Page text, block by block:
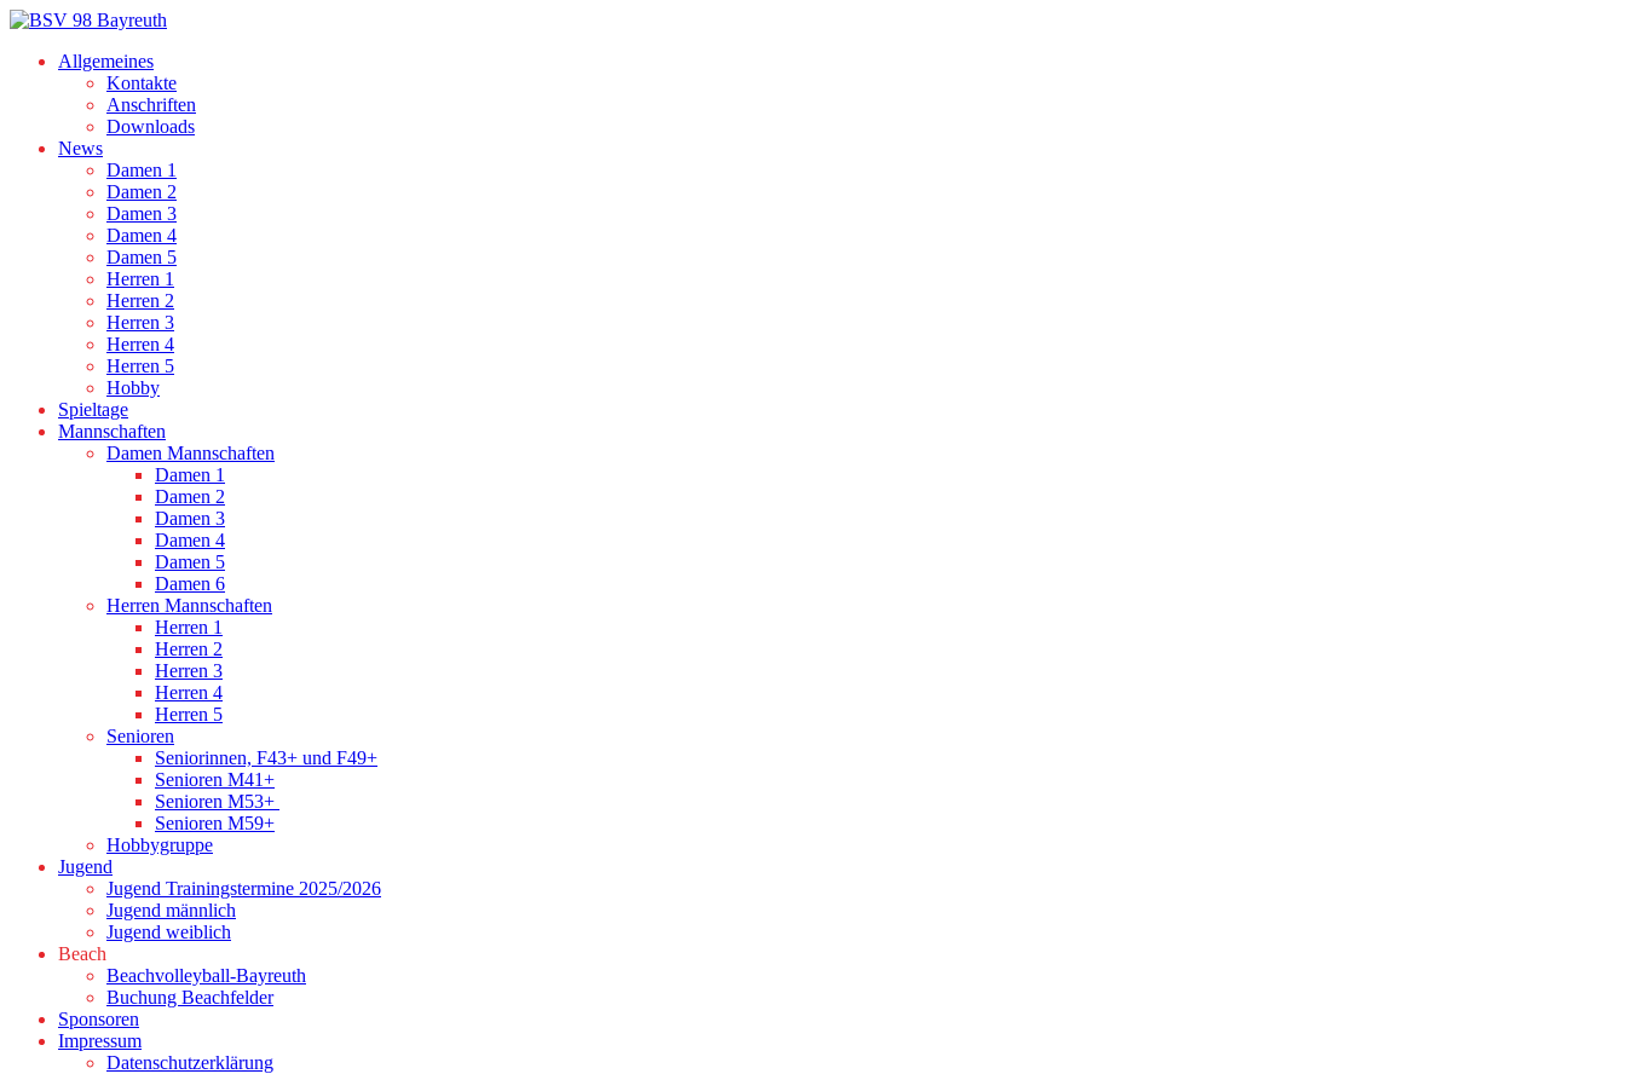
Allgemeines
Kontakte
Anschriften
Downloads
News
Damen 1
Damen 2
Damen 3
Damen 4
Damen 5
Herren 1
Herren 2
Herren 3
Herren 4
Herren 5
Hobby
Spieltage
Mannschaften
Damen Mannschaften
Damen 1
Damen 2
Damen 3
Damen 4
Damen 5
Damen 6
Herren Mannschaften
Herren 1
Herren 2
Herren 3
Herren 4
Herren 5
Senioren
Seniorinnen, F43+ und F49+
Senioren M41+
Senioren M53+
Senioren M59+
Hobbygruppe
Jugend
Jugend Trainingstermine 2025/2026
Jugend männlich
Jugend weiblich
Beach
Beachvolleyball-Bayreuth
Buchung Beachfelder
Sponsoren
Impressum
Datenschutzerklärung